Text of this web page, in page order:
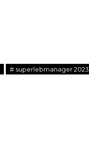
# superlebmanager 2023